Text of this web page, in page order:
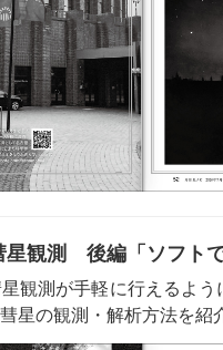
観測 後編「ソフト
観測が手軽に行えるよ
星の観測・解析方法を紹